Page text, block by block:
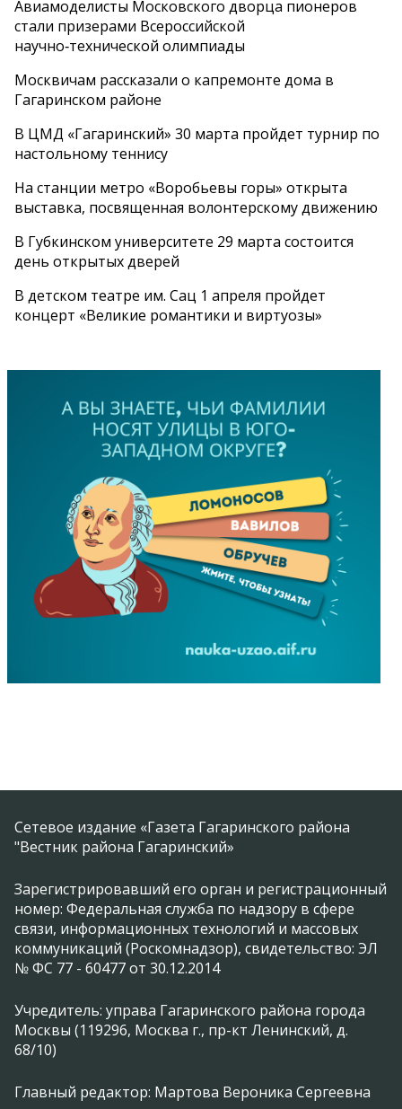
Авиамоделисты Московского дворца пионеров
стали призерами Всероссийской
научно‑технической олимпиады
Москвичам рассказали о капремонте дома в
Гагаринском районе
В ЦМД «Гагаринский» 30 марта пройдет турнир по
настольному теннису
На станции метро «Воробьевы горы» открыта
выставка, посвященная волонтерскому движению
В Губкинском университете 29 марта состоится
день открытых дверей
В детском театре им. Сац 1 апреля пройдет
концерт «Великие романтики и виртуозы»
Сетевое издание «Газета Гагаринского района
"Вестник района Гагаринский»
Зарегистрировавший его орган и регистрационный
номер: Федеральная служба по надзору в сфере
связи, информационных технологий и массовых
коммуникаций (Роскомнадзор), свидетельство: ЭЛ
№ ФС 77 - 60477 от 30.12.2014
Учредитель: управа Гагаринского района города
Москвы (119296, Москва г., пр-кт Ленинский, д.
68/10)
Главный редактор: Мартова Вероника Сергеевна